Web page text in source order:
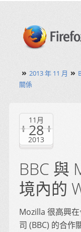
» 2013 年 11 月 »
關係
11月
28
2013
BBC 與
境內的
Mozilla 很高興
司 (BBC) 的合作